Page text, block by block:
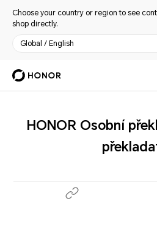
Choose your country or region to see
shop directly.
Global / English
HONOR Osobní